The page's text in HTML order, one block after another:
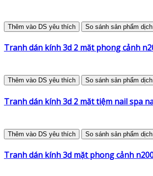
Thêm vào DS yêu thích So sánh sản phẩm
Tranh dán kính 3d 2 mặt phong cảnh
Thêm vào DS yêu thích So sánh sản phẩm
Tranh dán kính 3d 2 mặt tiệm nail spa
Thêm vào DS yêu thích So sánh sản phẩm
Tranh dán kính 3d mặt phong cảnh